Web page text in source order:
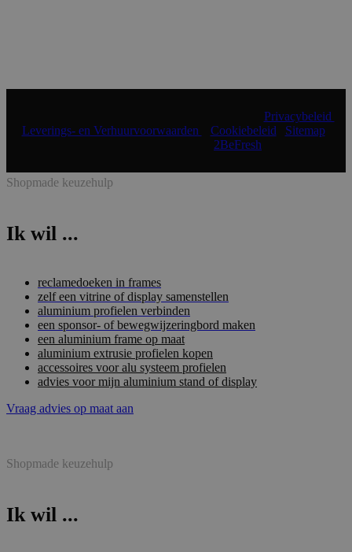
Privacybeleid
Leverings- en Verhuurvoorwaarden
Cookiebeleid Sitemap|
2BeFresh
Shopmade keuzehulp
Ik wil ...
reclamedoeken in frames
zelf een vitrine of display samenstellen
aluminium profielen verbinden
een sponsor- of bewegwijzeringbord maken
een aluminium frame op maat
aluminium extrusie profielen kopen
accessoires voor alu systeem profielen
advies voor mijn aluminium stand of display
Vraag advies op maat aan
Shopmade keuzehulp
Ik wil ...